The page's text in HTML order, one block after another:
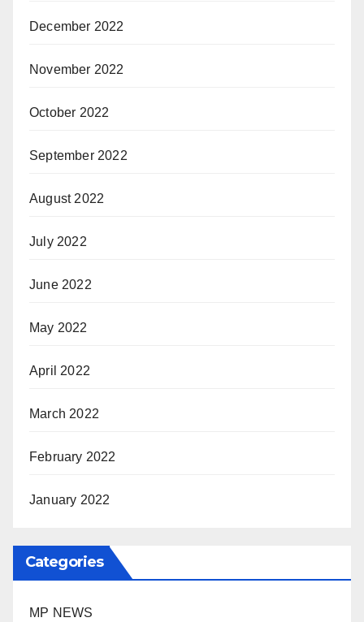
December 2022
November 2022
October 2022
September 2022
August 2022
July 2022
June 2022
May 2022
April 2022
March 2022
February 2022
January 2022
Categories
MP NEWS